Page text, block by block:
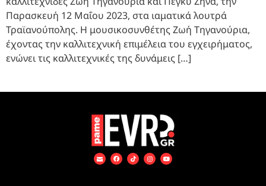
Παρασκευή 12 Μαΐου 2023, στα ιαματικά λουτρά
Τραϊανούπολης. Η μουσικοσυνθέτης Ζωή Τηγανούρια,
έχοντας την καλλιτεχνική επιμέλεια του εγχειρήματος,
ενώνει τις καλλιτεχνικές της δυνάμεις […]